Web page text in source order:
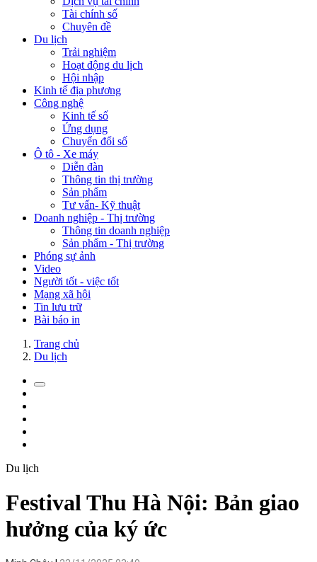
Tài chính số
Chuyên đề
Du lịch
Trải nghiệm
Hoạt động du lịch
Hội nhập
Kinh tế địa phương
Công nghệ
Kinh tế số
Ứng dụng
Chuyển đổi số
Ô tô - Xe máy
Diễn đàn
Thông tin thị trường
Sản phẩm
Tư vấn- Kỹ thuật
Doanh nghiệp - Thị trường
Thông tin doanh nghiệp
Sản phẩm - Thị trường
Phóng sự ảnh
Video
Người tốt - việc tốt
Mạng xã hội
Tin lưu trữ
Bài báo in
Trang chủ
Du lịch
Du lịch
Festival Thu Hà Nội: Bản giao
hưởng của ký ức